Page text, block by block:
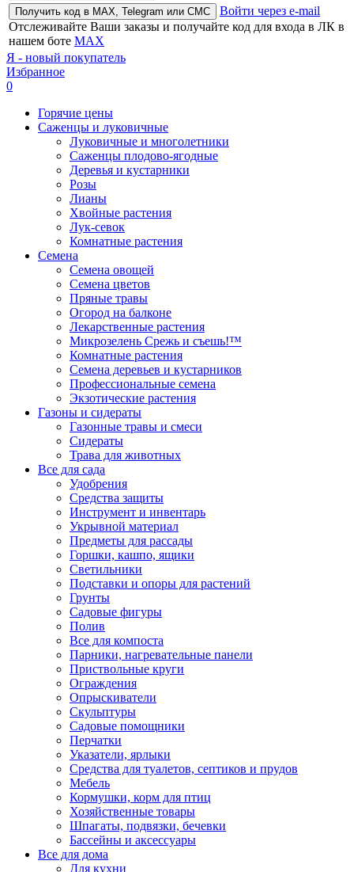
Получить код в MAX, Telegram или СМС
Войти через e-mail
Отслеживайте Ваши заказы и получайте код для входа в ЛК в
нашем боте MAX
Я - новый покупатель
Избранное
0
Горячие цены
Саженцы и луковичные
Луковичные и многолетники
Саженцы плодово-ягодные
Деревья и кустарники
Розы
Лианы
Хвойные растения
Лук-севок
Комнатные растения
Семена
Семена овощей
Семена цветов
Пряные травы
Огород на балконе
Лекарственные растения
Микрозелень Срежь и съешь!™
Комнатные растения
Семена деревьев и кустарников
Профессиональные семена
Экзотические растения
Газоны и сидераты
Газонные травы и смеси
Сидераты
Трава для животных
Все для сада
Удобрения
Средства защиты
Инструмент и инвентарь
Укрывной материал
Предметы для рассады
Горшки, кашпо, ящики
Светильники
Подставки и опоры для растений
Грунты
Садовые фигуры
Полив
Все для компоста
Парники, нагревательные панели
Приствольные круги
Ограждения
Опрыскиватели
Скульптуры
Садовые помощники
Перчатки
Указатели, ярлыки
Средства для туалетов, септиков и прудов
Мебель
Кормушки, корм для птиц
Хозяйственные товары
Шпагаты, подвязки, бечевки
Бассейны и аксессуары
Все для дома
Для кухни